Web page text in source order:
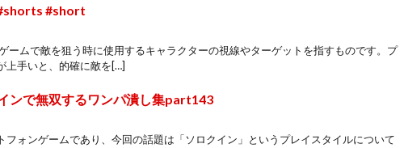
#short
ームで敵を狙う時に使用するキャラクターの視線やターゲットを指すものです。プ
上手いと、的確に敵を[…]
ンで無双するワンパ潰し集part143
フォンゲームであり、今回の話題は「ソロクイン」というプレイスタイルについて